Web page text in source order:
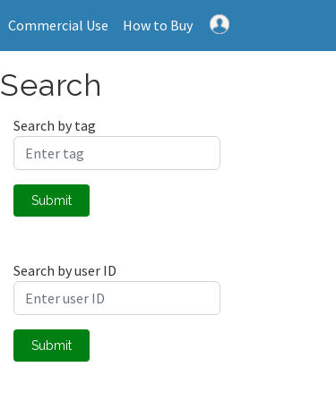
Commercial Use How to Buy
Search
Search by tag
Submit
Search by user ID
Submit